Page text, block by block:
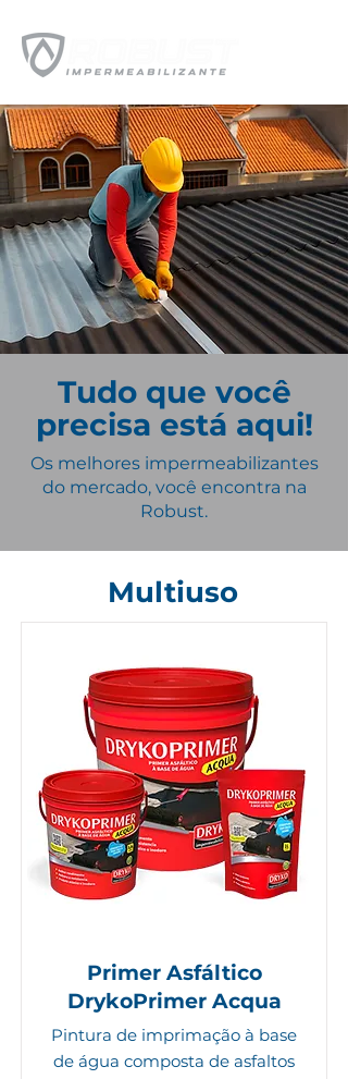
Tudo que você
precisa está aqui!
Os melhores impermeabilizantes
do mercado, você encontra na
Robust.
Multiuso
Primer Asfáltico
DrykoPrimer Acqua
Pintura de imprimação à base
de água composta de asfaltos